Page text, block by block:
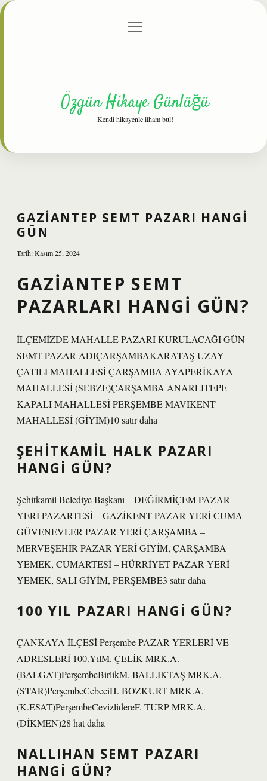
Gizlilik Politikası
menüyü
Özgün Hikaye Günlüğü
Kendi hikayenle ilham bul!
GAZIANTEP SEMT PAZARI HANGI
GÜN
Tarih: Kasım 25, 2024
GAZIANTEP SEMT
PAZARLARI HANGI GÜN?
İLÇEMİZDE MAHALLE PAZARI KURULACAĞI GÜN
SEMT PAZAR ADIÇARŞAMBAKARATAŞ UZAY
ÇATILI MAHALLESİ ÇARŞAMBA AYAPERİKAYA
MAHALLESİ (SEBZE)ÇARŞAMBA ANARLITEPE
KAPALI MAHALLESİ PERŞEMBE MAVIKENT
MAHALLESİ (GİYİM)10 satır daha
ŞEHITKAMIL HALK PAZARI
HANGI GÜN?
Şehitkamil Belediye Başkanı – DEĞİRMİÇEM PAZAR
YERİ PAZARTESİ – GAZİKENT PAZAR YERİ CUMA –
GÜVENEVLER PAZAR YERİ ÇARŞAMBA –
MERVEŞEHİR PAZAR YERİ GİYİM, ÇARŞAMBA
YEMEK, CUMARTESİ – HÜRRİYET PAZAR YERİ
YEMEK, SALI GİYİM, PERŞEMBE3 satır daha
100 YIL PAZARI HANGI GÜN?
ÇANKAYA İLÇESİ Perşembe PAZAR YERLERİ VE
ADRESLERİ 100.YılM. ÇELİK MRK.A.
(BALGAT)PerşembeBirlikM. BALLIKTAŞ MRK.A.
(STAR)PerşembeCebeciH. BOZKURT MRK.A.
(K.ESAT)PerşembeCevizlidereF. TURP MRK.A.
(DİKMEN)28 hat daha
NALLIHAN SEMT PAZARI
HANGI GÜN?